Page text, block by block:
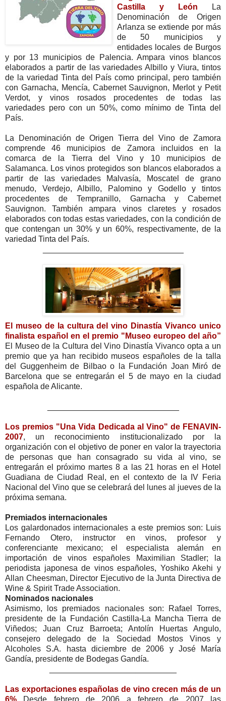
Castilla y León La
Denominación de Origen
Arlanza se extiende por más
de 50 municipios y
entidades locales de Burgos
y por 13 municipios de Palencia. Ampara vinos blancos
elaborados a partir de las variedades Albillo y Viura, tintos
de la variedad Tinta del País como principal, pero también
con Garnacha, Mencía, Cabernet Sauvignon, Merlot y Petit
Verdot, y vinos rosados procedentes de todas las
variedades pero con un 50%, como mínimo de Tinta del
País.
La Denominación de Origen Tierra del Vino de Zamora
comprende 46 municipios de Zamora incluidos en la
comarca de la Tierra del Vino y 10 municipios de
Salamanca. Los vinos protegidos son blancos elaborados a
partir de las variedades Malvasía, Moscatel de grano
menudo, Verdejo, Albillo, Palomino y Godello y tintos
procedentes de Tempranillo, Garnacha y Cabernet
Sauvignon. También ampara vinos claretes y rosados
elaborados con todas estas variedades, con la condición de
que contengan un 30% y un 60%, respectivamente, de la
variedad Tinta del País.
El museo de la cultura del vino Dinastía Vivanco unico
finalista español en el premio "Museo europeo del año”
El Museo de la Cultura del Vino Dinastía Vivanco opta a un
premio que ya han recibido museos españoles de la talla
del Guggenheim de Bilbao o la Fundación Joan Miró de
Barcelona que se entregarán el 5 de mayo en la ciudad
española de Alicante.
Los premios "Una Vida Dedicada al Vino" de FENAVIN-
2007, un reconocimiento institucionalizado por la
organización con el objetivo de poner en valor la trayectoria
de personas que han consagrado su vida al vino, se
entregarán el próximo martes 8 a las 21 horas en el Hotel
Guadiana de Ciudad Real, en el contexto de la IV Feria
Nacional del Vino que se celebrará del lunes al jueves de la
próxima semana.
Premiados internacionales
Los galardonados internacionales a este premios son: Luis
Fernando Otero, instructor en vinos, profesor y
conferenciante mexicano; el especialista alemán en
importación de vinos españoles Maximilian Stadler; la
periodista japonesa de vinos españoles, Yoshiko Akehi y
Allan Cheesman, Director Ejecutivo de la Junta Directiva de
Wine & Spirit Trade Association.
Nominados nacionales
Asimismo, los premiados nacionales son: Rafael Torres,
presidente de la Fundación Castilla-La Mancha Tierra de
Viñedos; Juan Cruz Barroeta; Antolín Huertas Angulo,
consejero delegado de la Sociedad Mostos Vinos y
Alcoholes S.A. hasta diciembre de 2006 y José María
Gandía, presidente de Bodegas Gandía.
Las exportaciones españolas de vino crecen más de un
6% Desde febrero de 2006 a febrero de 2007 las